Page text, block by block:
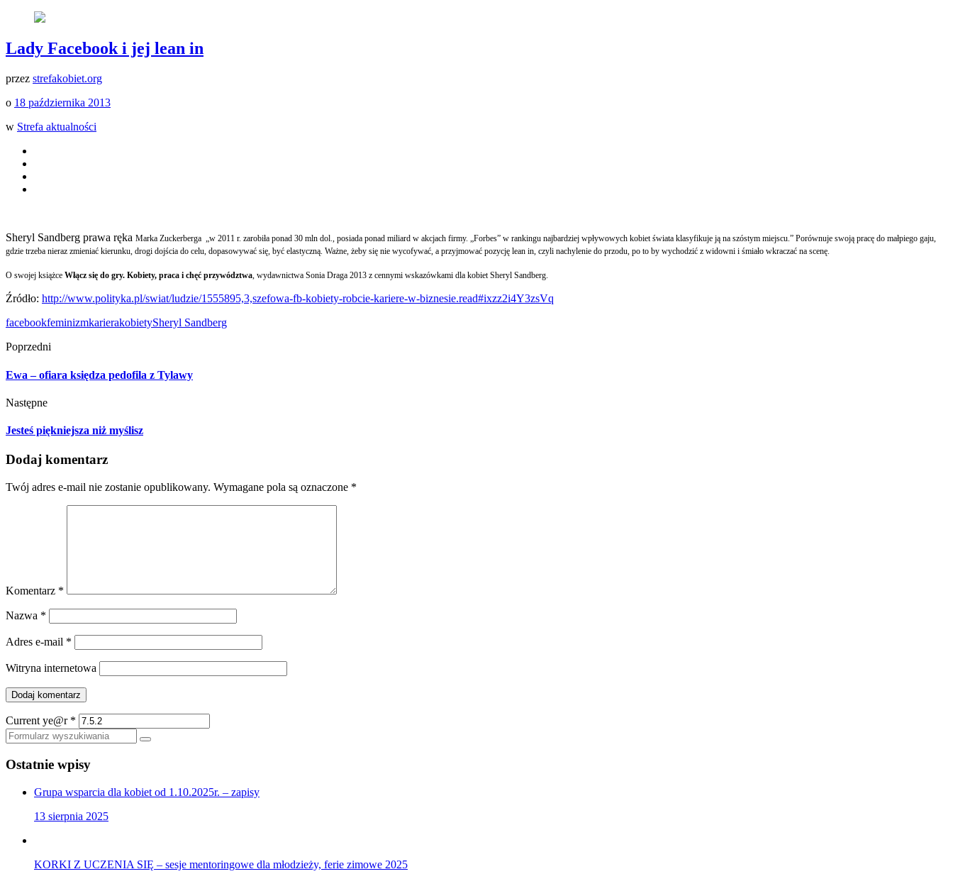
Lady Facebook i jej lean in
przez strefakobiet.org
o 18 października 2013
w Strefa aktualności
Sheryl Sandberg prawa ręka Marka Zuckerberga „w 2011 r. zarobiła ponad 30 mln dol., posiada ponad miliard w akcjach firmy. „Forbes” w rankingu najbardziej wpływowych kobiet świata klasyfikuje ją na szóstym miejscu.” Porównuje swoją pracę do małpiego gaju,
gdzie trzeba nieraz zmieniać kierunku, drogi dojścia do celu, dopasowywać się, być elastyczną. Ważne, żeby się nie wycofywać, a przyjmować pozycję lean in, czyli nachylenie do przodu, po to by wychodzić z widowni i śmiało wkraczać na scenę.
O swojej książce Włącz się do gry. Kobiety, praca i chęć przywództwa, wydawnictwa Sonia Draga 2013 z cennymi wskazówkami dla kobiet Sheryl Sandberg.
Źródło: http://www.polityka.pl/swiat/ludzie/1555895,3,szefowa-fb-kobiety-robcie-kariere-w-biznesie.read#ixzz2i4Y3zsVq
facebookfeminizmkarierakobietySheryl Sandberg
Poprzedni
Ewa – ofiara księdza pedofila z Tylawy
Następne
Jesteś piękniejsza niż myślisz
Dodaj komentarz
Twój adres e-mail nie zostanie opublikowany. Wymagane pola są oznaczone *
Komentarz *
Nazwa *
Adres e-mail *
Witryna internetowa
Current ye@r *
Szukaj
Ostatnie wpisy
Grupa wsparcia dla kobiet od 1.10.2025r. – zapisy
13 sierpnia 2025
KORKI Z UCZENIA SIĘ – sesje mentoringowe dla młodzieży, ferie zimowe 2025